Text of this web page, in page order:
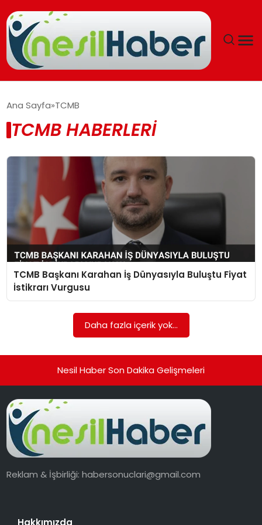
GÜNCEL
YAŞAM
SOSYAL HABER
SPOR
EKONOMI
Ana Sayfa TCMB
TCMB HABERLERI
TCMB Başkanı Karahan İş Dünyasıyla Buluştu Fiyat
İstikrarı Vurgusu
Daha fazla içerik yok...
Nesil Haber Son Dakika Gelişmeleri
Reklam & İşbirliği:habersonuclari@gmail.com
Hakkımızda